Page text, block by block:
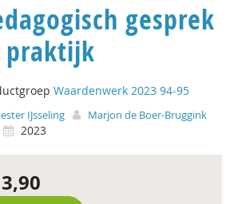
gesprek
praktijk
Waardenwerk 2023 94-95
IJsseling Marjon de Boer-Bruggink
2023
3,90